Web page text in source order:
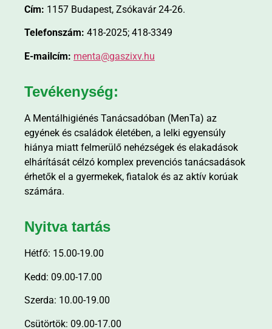
Cím: 1157 Budapest, Zsókavár 24-26.
Telefonszám: 418-2025; 418-3349
E-mailcím: menta@gaszixv.hu
Tevékenység:
A Mentálhigiénés Tanácsadóban (MenTa) az
egyének és családok életében, a lelki egyensúly
hiánya miatt felmerülő nehézségek és elakadások
elhárítását célzó komplex prevenciós tanácsadások
érhetők el a gyermekek, fiatalok és az aktív korúak
számára.
Nyitva tartás
Hétfő: 15.00-19.00
Kedd: 09.00-17.00
Szerda: 10.00-19.00
Csütörtök: 09.00-17.00